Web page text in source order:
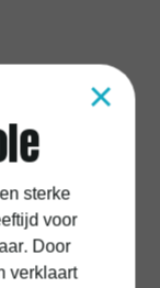
×
sterke
voor
Door
verklaart